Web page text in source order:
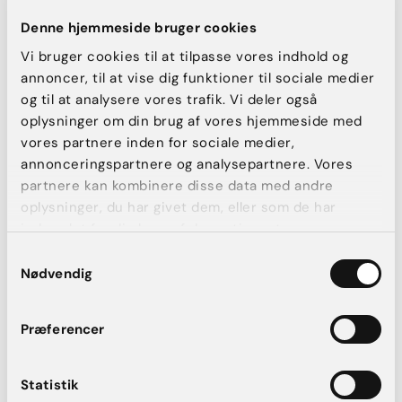
Denne hjemmeside bruger cookies
Vi bruger cookies til at tilpasse vores indhold og
annoncer, til at vise dig funktioner til sociale medier
og til at analysere vores trafik. Vi deler også
oplysninger om din brug af vores hjemmeside med
vores partnere inden for sociale medier,
annonceringspartnere og analysepartnere. Vores
partnere kan kombinere disse data med andre
oplysninger, du har givet dem, eller som de har
indsamlet fra din brug af deres tjenester.
Nødvendig
Præferencer
Statistik
musklen eller over musklen.
“Placerer vi implantatet under brystmusklen vil
alt dit eget væv ligge foran implantatet. Det
givet et mere naturligt look, da implantatets
kanter på den måde bliver dækket af dit eget
muskel-, fedt- og kirtelvæv,”fortæller Mikkel
Rindom.
musklen. Ønsker du specifikt et naturligt look er dette også
at foretrække.
4. Formen på implantatet
For det fjerde er formen på implantaterne også en vigtig
faktor i at opnå et naturligt udseende.